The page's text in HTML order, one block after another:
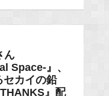
ん
Space-』、
カイの鉛
』配